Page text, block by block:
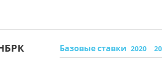
Базовые ставки 2020